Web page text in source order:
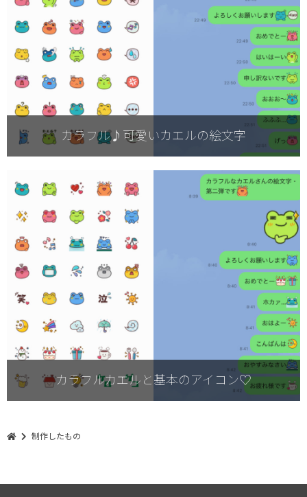
カラフル♪可愛いカエルの絵文字
カラフルカエルと基本のアイコン♡
制作したもの